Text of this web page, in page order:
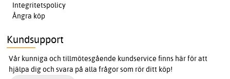
Integritetspolicy
Ångra köp
Kundsupport
Vår kunniga och tillmötesgående kundservice finns här för att
hjälpa dig och svara på alla frågor som rör ditt köp!